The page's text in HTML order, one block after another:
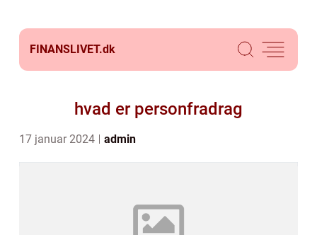
FINANSLIVET.dk
hvad er personfradrag
17 januar 2024 admin